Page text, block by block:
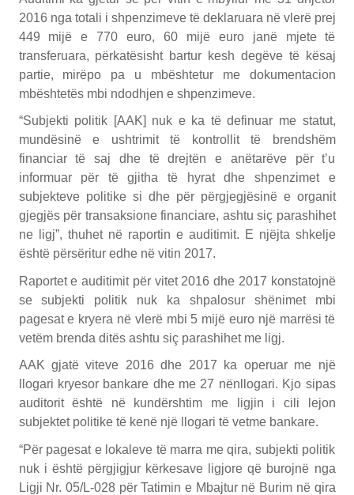
2016 nga totali i shpenzimeve të deklaruara në vlerë prej
449 mijë e 770 euro, 60 mijë euro janë mjete të
transferuara, përkatësisht bartur kesh degëve të kësaj
partie, mirëpo pa u mbështetur me dokumentacion
mbështetës mbi ndodhjen e shpenzimeve.
“Subjekti politik [AAK] nuk e ka të definuar me statut,
mundësinë e ushtrimit të kontrollit të brendshëm
financiar të saj dhe të drejtën e anëtarëve për t’u
informuar për të gjitha të hyrat dhe shpenzimet e
subjekteve politike si dhe për përgjegjësinë e organit
gjegjës për transaksione financiare, ashtu siç parashihet
ne ligj”, thuhet në raportin e auditimit. E njëjta shkelje
është përsëritur edhe në vitin 2017.
Raportet e auditimit për vitet 2016 dhe 2017 konstatojnë
se subjekti politik nuk ka shpalosur shënimet mbi
pagesat e kryera në vlerë mbi 5 mijë euro një marrësi të
vetëm brenda ditës ashtu siç parashihet me ligj.
AAK gjatë viteve 2016 dhe 2017 ka operuar me një
llogari kryesor bankare dhe me 27 nënllogari. Kjo sipas
auditorit është në kundërshtim me ligjin i cili lejon
subjektet politike të kenë një llogari të vetme bankare.
“Për pagesat e lokaleve të marra me qira, subjekti politik
nuk i është përgjigjur kërkesave ligjore që burojnë nga
Ligji Nr. 05/L-028 për Tatimin e Mbajtur në Burim në qira